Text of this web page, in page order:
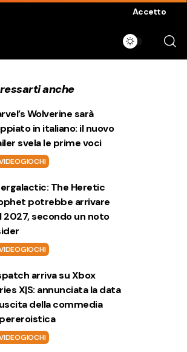
Accetto
anche
Wolverine sarà
in italiano: il nuovo
svela le prime voci
The Heretic
potrebbe arrivare
2027, secondo un noto
arriva su Xbox
X|S: annunciata la data
della commedia